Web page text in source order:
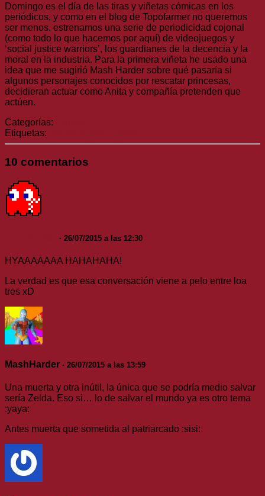
Domingo es el día de las tiras y viñetas cómicas en los
periódicos, y como en el blog de Topofarmer no queremos
ser menos, estrenamos una serie de periodicidad cojonal
(como todo lo que hacemos por aquí) de videojuegos y
‘social justice warriors’, los guardianes de la decencia y la
moral en la industria. Para la primera viñeta he usado una
idea que me sugirió Mash Harder sobre qué pasaría si
algunos personajes conocidos por rescatar princesas,
decidieran actuar como Anita y compañía pretenden que
actúen.
Categorías:
Etiquetas:
10 comentarios
· 26/07/2015 a las 12:30
HYAAAAAAA HAHAHAHA!
La verdad es que esa conversación viene a pelo entre loa
tres xD
MashHarder · 26/07/2015 a las 13:59
Una muerta y otra inútil, la única que se podría medio salvar
sería Zelda. Eso si… lo de salvar el mundo ya es otro tema
:yaya:
Antes muerta que sometida al patriarcado :sisi: